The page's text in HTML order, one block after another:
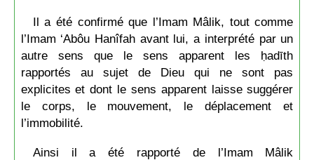
Il a été confirmé que l’Imam Mâlik, tout comme
l’Imam ‘Abôu Hanîfah avant lui, a interprété par un
autre sens que le sens apparent les ḥadīth
rapportés au sujet de Dieu qui ne sont pas
explicites et dont le sens apparent laisse suggérer
le corps, le mouvement, le déplacement et
l’immobilité.
Ainsi il a été rapporté de l’Imam Mâlik